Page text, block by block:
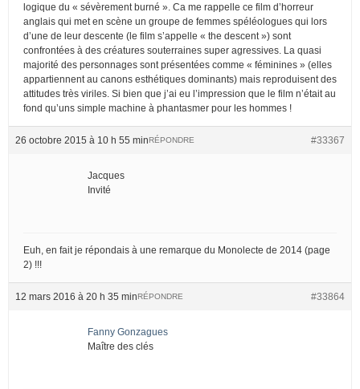
logique du « sévèrement burné ». Ca me rappelle ce film d’horreur
anglais qui met en scène un groupe de femmes spéléologues qui lors
d’une de leur descente (le film s’appelle « the descent ») sont
confrontées à des créatures souterraines super agressives. La quasi
majorité des personnages sont présentées comme « féminines » (elles
appartiennent au canons esthétiques dominants) mais reproduisent des
attitudes très viriles. Si bien que j’ai eu l’impression que le film n’était au
fond qu’uns simple machine à phantasmer pour les hommes !
26 octobre 2015 à 10 h 55 min #33367
RÉPONDRE
Jacques
Invité
Euh, en fait je répondais à une remarque du Monolecte de 2014 (page
2) !!!
12 mars 2016 à 20 h 35 min #33864
RÉPONDRE
Fanny Gonzagues
Maître des clés